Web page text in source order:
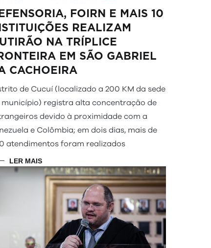
FOIRN E MAIS 10
REALIZAM
NA TRÍPLICE
EM SÃO GABRIEL
CACHOEIRA
de Cucuí (localizado a 200 KM da sede
município) registra alta concentração de
devido à proximidade com a
e Colômbia; em dois dias, mais de
atendimentos foram realizados
LER MAIS